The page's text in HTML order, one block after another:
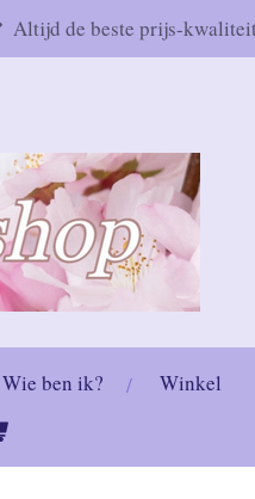
Altijd de beste prijs-
Wie ben ik?
Winkel